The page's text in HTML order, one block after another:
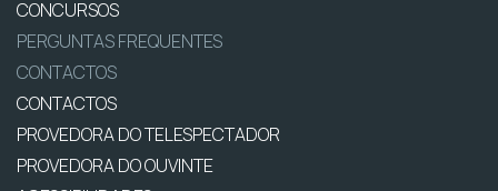
CONCURSOS
PERGUNTAS FREQUENTES
CONTACTOS
CONTACTOS
PROVEDORA DO TELESPECTADOR
PROVEDORA DO OUVINTE